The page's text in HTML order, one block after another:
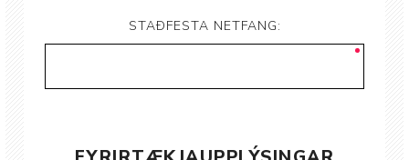
STAÐFESTA NETFANG: